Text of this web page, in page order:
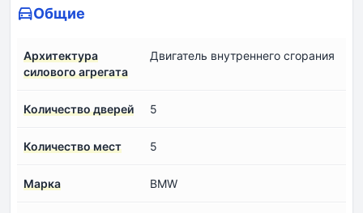
Общие
Архитектура
силового агрегата
Двигатель внутреннего сгорания
Количество дверей 5
Количество мест 5
Марка BMW